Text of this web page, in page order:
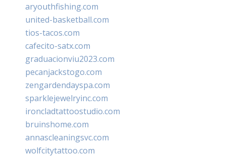
aryouthfishing.com
united-basketball.com
tios-tacos.com
cafecito-satx.com
graduacionviu2023.com
pecanjackstogo.com
zengardendayspa.com
sparklejewelryinc.com
ironcladtattoostudio.com
bruinshome.com
annascleaningsvc.com
wolfcitytattoo.com